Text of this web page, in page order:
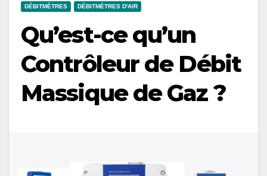
DÉBITMÈTRES DÉBITMÈTRES D'AIR
Qu’est-ce qu’un
Contrôleur de Débit
Massique de Gaz ?